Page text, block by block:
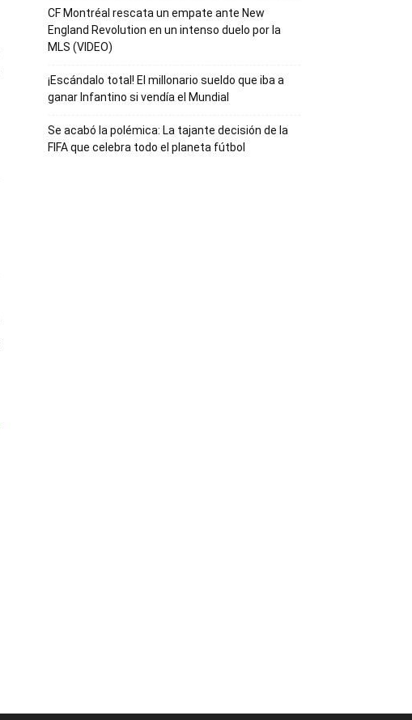
CF Montréal rescata un empate ante New
England Revolution en un intenso duelo por la
MLS (VIDEO)
¡Escándalo total! El millonario sueldo que iba a
ganar Infantino si vendía el Mundial
Se acabó la polémica: La tajante decisión de la
FIFA que celebra todo el planeta fútbol